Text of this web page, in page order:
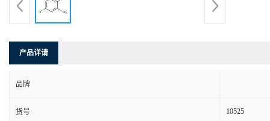
产品详请
品牌
货号 10525